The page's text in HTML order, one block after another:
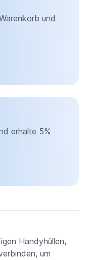
und
erhalte 5%
Handyhüllen,
um